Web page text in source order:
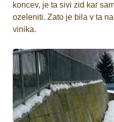
koncev, je ta sivi zid kar
ozeleniti. Zato je bila v ta
vinika.